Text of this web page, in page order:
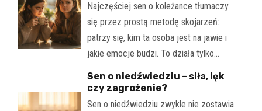
Najczęściej sen o koleżance tłumaczy
się przez prostą metodę skojarzeń:
patrzy się, kim ta osoba jest na jawie i
jakie emocje budzi. To działa tylko…
Sen o niedźwiedziu – siła, lęk
czy zagrożenie?
Sen o niedźwiedziu zwykle nie zostawia